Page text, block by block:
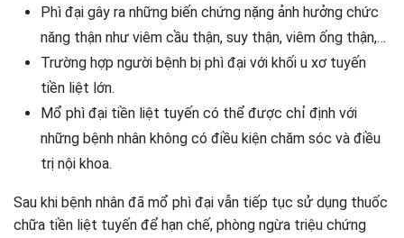
Phì đại gây ra những biến chứng nặng ảnh hưởng chức
năng thận như viêm cầu thận, suy thận, viêm ống thận,…
Trường hợp người bệnh bị phì đại với khối u xơ tuyến
tiền liệt lớn.
Mổ phì đại tiền liệt tuyến có thể được chỉ định với
những bệnh nhân không có điều kiện chăm sóc và điều
trị nội khoa.
Sau khi bệnh nhân đã mổ phì đại vẫn tiếp tục sử dụng thuốc
chữa tiền liệt tuyến để hạn chế, phòng ngừa triệu chứng